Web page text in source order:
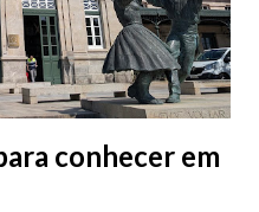
conhecer em